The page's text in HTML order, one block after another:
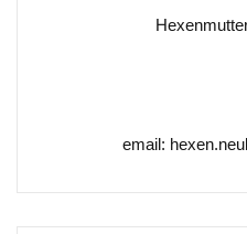
email: